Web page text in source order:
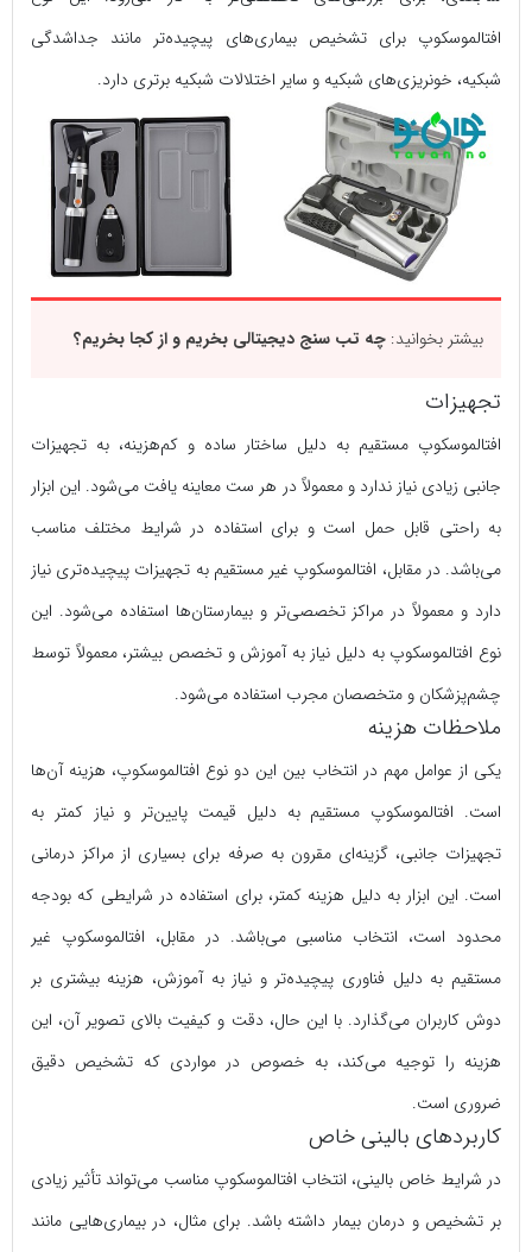
افتالموسکوپ برای تشخیص بیماری‌های پیچیده‌تر مانند جداشدگی
شبکیه، خونریزی‌های شبکیه و سایر اختلالات شبکیه برتری دارد.
بیشتر بخوانید: چه تب سنج دیجیتالی بخریم و از کجا بخریم؟
تجهیزات
افتالموسکوپ مستقیم به دلیل ساختار ساده و کم‌هزینه، به تجهیزات
جانبی زیادی نیاز ندارد و معمولاً در هر ست معاینه یافت می‌شود. این ابزار
به راحتی قابل حمل است و برای استفاده در شرایط مختلف مناسب
می‌باشد. در مقابل، افتالموسکوپ غیر مستقیم به تجهیزات پیچیده‌تری نیاز
دارد و معمولاً در مراکز تخصصی‌تر و بیمارستان‌ها استفاده می‌شود. این
نوع افتالموسکوپ به دلیل نیاز به آموزش و تخصص بیشتر، معمولاً توسط
چشم‌پزشکان و متخصصان مجرب استفاده می‌شود.
ملاحظات هزینه
یکی از عوامل مهم در انتخاب بین این دو نوع افتالموسکوپ، هزینه‌ آن‌ها
است. افتالموسکوپ مستقیم به دلیل قیمت پایین‌تر و نیاز کمتر به
تجهیزات جانبی، گزینه‌ای مقرون به صرفه برای بسیاری از مراکز درمانی
است. این ابزار به دلیل هزینه کمتر، برای استفاده در شرایطی که بودجه
محدود است، انتخاب مناسبی می‌باشد. در مقابل، افتالموسکوپ غیر
مستقیم به دلیل فناوری پیچیده‌تر و نیاز به آموزش، هزینه بیشتری بر
دوش کاربران می‌گذارد. با این حال، دقت و کیفیت بالای تصویر آن، این
هزینه را توجیه می‌کند، به خصوص در مواردی که تشخیص دقیق
ضروری است.
کاربردهای بالینی خاص
در شرایط خاص بالینی، انتخاب افتالموسکوپ مناسب می‌تواند تأثیر زیادی
بر تشخیص و درمان بیمار داشته باشد. برای مثال، در بیماری‌هایی مانند